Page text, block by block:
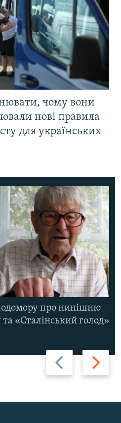
чому вони
нові правила
для українських
Назад Вперед
про нинішню
та «Сталінський голод»